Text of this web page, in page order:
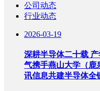
公司动态
行业动态
2026-03-19
深耕半导体二十载
气携手燕山大学（鹿
讯信息共建半导体全